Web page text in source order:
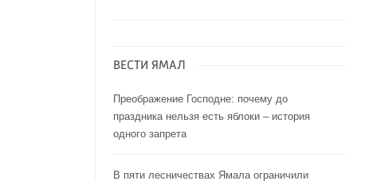
ВЕСТИ ЯМАЛ
Преображение Господне: почему до
праздника нельзя есть яблоки – история
одного запрета
В пяти лесничествах Ямала ограничили